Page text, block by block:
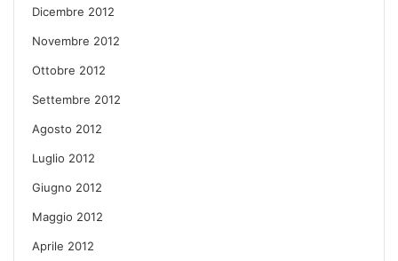
Dicembre 2012
Novembre 2012
Ottobre 2012
Settembre 2012
Agosto 2012
Luglio 2012
Giugno 2012
Maggio 2012
Aprile 2012